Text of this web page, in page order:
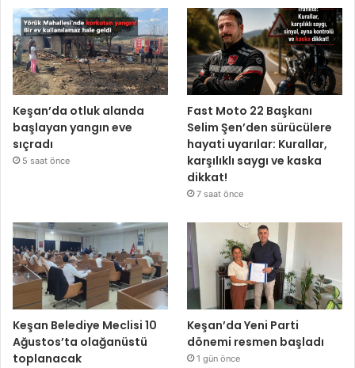
Keşan’da otluk alanda
başlayan yangın eve
sıçradı
5 saat önce
Fast Moto 22 Başkanı
Selim Şen’den sürücülere
hayati uyarılar: Kurallar,
karşılıklı saygı ve kaska
dikkat!
7 saat önce
Keşan Belediye Meclisi 10
Ağustos’ta olağanüstü
toplanacak
Keşan’da Yeni Parti
dönemi resmen başladı
1 gün önce